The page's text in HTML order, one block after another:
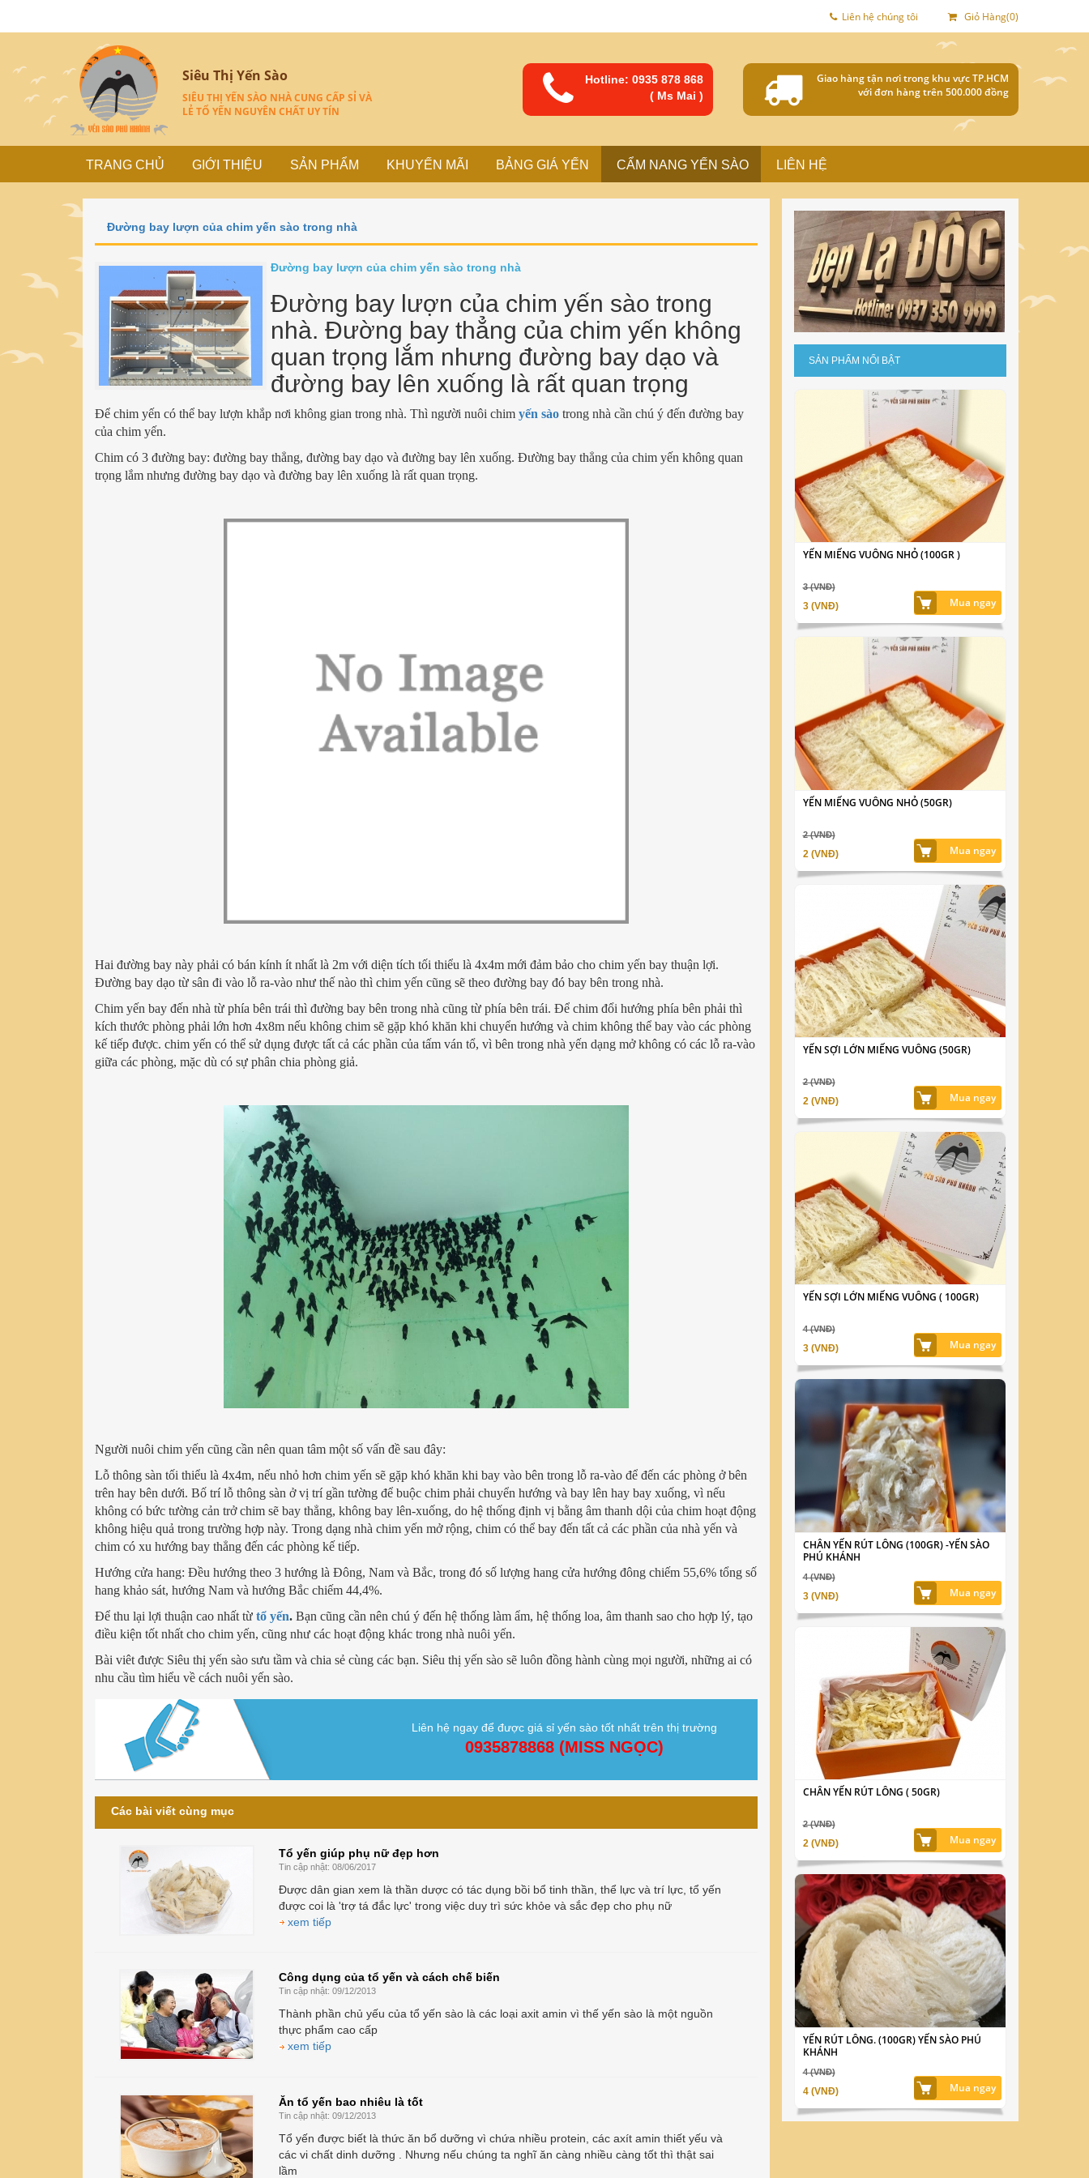
Liên hệ chúng tôi Giỏ Hàng(0)
Siêu Thị Yến Sào
SIÊU THỊ YẾN SÀO NHÀ CUNG CẤP SỈ VÀ
LẺ TỔ YẾN NGUYÊN CHẤT UY TÍN
Giao hàng tận nơi trong khu vực TP.HCM
với đơn hàng trên 500.000 đồng
Hotline: 0935 878 868
( Ms Mai )
TRANG CHỦ GIỚI THIỆU SẢN PHẨM KHUYẾN MÃI BẢNG GIÁ YẾN CẨM NANG YẾN SÀO LIÊN HỆ
Đường bay lượn của chim yến sào trong nhà
Đường bay lượn của chim yến sào trong nhà
Đường bay lượn của chim yến sào trong
nhà. Đường bay thẳng của chim yến không
quan trọng lắm nhưng đường bay dạo và
đường bay lên xuống là rất quan trọng
Để chim yến có thể bay lượn khắp nơi không gian trong nhà. Thì người nuôi chim yến sào trong nhà cần chú ý đến đường bay
của chim yến.
Chim có 3 đường bay: đường bay thẳng, đường bay dạo và đường bay lên xuống. Đường bay thẳng của chim yến không quan
trọng lắm nhưng đường bay dạo và đường bay lên xuống là rất quan trọng.
Hai đường bay này phải có bán kính ít nhất là 2m với diện tích tối thiểu là 4x4m mới đảm bảo cho chim yến bay thuận lợi.
Đường bay dạo từ sân đi vào lỗ ra-vào như thế nào thì chim yến cũng sẽ theo đường bay đó bay bên trong nhà.
Chim yến bay đến nhà từ phía bên trái thì đường bay bên trong nhà cũng từ phía bên trái. Để chim đổi hướng phía bên phải thì
kích thước phòng phải lớn hơn 4x8m nếu không chim sẽ gặp khó khăn khi chuyển hướng và chim không thể bay vào các phòng
kế tiếp được. chim yến có thể sử dụng được tất cả các phần của tấm ván tổ, vì bên trong nhà yến dạng mở không có các lỗ ra-vào
giữa các phòng, mặc dù có sự phân chia phòng giả.
Người nuôi chim yến cũng cần nên quan tâm một số vấn đề sau đây:
Lỗ thông sàn tối thiểu là 4x4m, nếu nhỏ hơn chim yến sẽ gặp khó khăn khi bay vào bên trong lỗ ra-vào để đến các phòng ở bên
trên hay bên dưới. Bố trí lỗ thông sàn ở vị trí gần tường để buộc chim phải chuyển hướng và bay lên hay bay xuống, vì nếu
không có bức tường cản trở chim sẽ bay thẳng, không bay lên-xuống, do hệ thống định vị bằng âm thanh dội của chim hoạt động
không hiệu quả trong trường hợp này. Trong dạng nhà chim yến mở rộng, chim có thể bay đến tất cả các phần của nhà yến và
chim có xu hướng bay thẳng đến các phòng kế tiếp.
Hướng cửa hang: Đều hướng theo 3 hướng là Đông, Nam và Bắc, trong đó số lượng hang cửa hướng đông chiếm 55,6% tổng số
hang khảo sát, hướng Nam và hướng Bắc chiếm 44,4%.
Để thu lại lợi thuận cao nhất từ tổ yến. Bạn cũng cần nên chú ý đến hệ thống làm ẩm, hệ thống loa, âm thanh sao cho hợp lý, tạo
điều kiện tốt nhất cho chim yến, cũng như các hoạt động khác trong nhà nuôi yến.
Bài viêt được Siêu thị yến sào sưu tầm và chia sẻ cùng các bạn. Siêu thị yến sào sẽ luôn đồng hành cùng mọi người, những ai có
nhu cầu tìm hiểu về cách nuôi yến sào.
Liên hệ ngay để được giá sỉ yến sào tốt nhất trên thị trường
0935878868 (MISS NGỌC)
Các bài viết cùng mục
Tổ yến giúp phụ nữ đẹp hơn
Tin cập nhật: 08/06/2017
Được dân gian xem là thần dược có tác dụng bồi bổ tinh thần, thể lực và trí lực, tổ yến
được coi là 'trợ tá đắc lực' trong việc duy trì sức khỏe và sắc đẹp cho phụ nữ
xem tiếp
Công dụng của tổ yến và cách chế biến
Tin cập nhật: 09/12/2013
Thành phần chủ yếu của tổ yến sào là các loại axit amin vì thế yến sào là một nguồn
thực phẩm cao cấp
xem tiếp
Ăn tổ yến bao nhiêu là tốt
Tin cập nhật: 09/12/2013
Tổ yến được biết là thức ăn bổ dưỡng vì chứa nhiều protein, các axít amin thiết yếu và
các vi chất dinh dưỡng . Nhưng nếu chúng ta nghĩ ăn càng nhiều càng tốt thì thật sai
lầm
SẢN PHẨM NỔI BẬT
YẾN MIẾNG VUÔNG NHỎ (100GR )
3 (VNĐ)
3 (VNĐ) Mua ngay
YẾN MIẾNG VUÔNG NHỎ (50GR)
2 (VNĐ)
2 (VNĐ) Mua ngay
YẾN SỢI LỚN MIẾNG VUÔNG (50GR)
2 (VNĐ)
2 (VNĐ) Mua ngay
YẾN SỢI LỚN MIẾNG VUÔNG ( 100GR)
4 (VNĐ)
3 (VNĐ) Mua ngay
CHÂN YẾN RÚT LÔNG (100GR) -YẾN SÀO
PHÚ KHÁNH
4 (VNĐ)
3 (VNĐ) Mua ngay
CHÂN YẾN RÚT LÔNG ( 50GR)
2 (VNĐ)
2 (VNĐ) Mua ngay
YẾN RÚT LÔNG. (100GR) YẾN SÀO PHÚ
KHÁNH
4 (VNĐ)
4 (VNĐ) Mua ngay